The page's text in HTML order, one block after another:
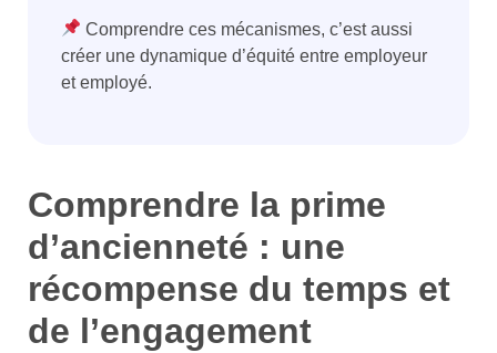
Comprendre ces mécanismes, c’est aussi
créer une dynamique d’équité entre employeur
et employé.
Comprendre la prime
d’ancienneté : une
récompense du temps et
de l’engagement